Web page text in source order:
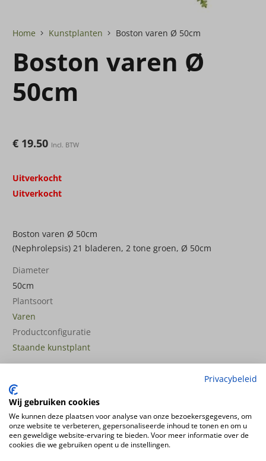
Home Kunstplanten Boston varen Ø 50cm
Boston varen Ø
50cm
€ 19.50 Incl. BTW
Uitverkocht
Uitverkocht
Boston varen Ø 50cm
(Nephrolepsis) 21 bladeren, 2 tone groen, Ø 50cm
Diameter
50cm
Plantsoort
Varen
Productconfiguratie
Staande kunstplant
Ook interessant
UV-
BESTENDIG
Privacybeleid
Wij gebruiken cookies
We kunnen deze plaatsen voor analyse van onze bezoekersgegevens, om
onze website te verbeteren, gepersonaliseerde inhoud te tonen en om u
een geweldige website-ervaring te bieden. Voor meer informatie over de
cookies die we gebruiken opent u de instellingen.